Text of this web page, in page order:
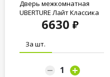
Дверь межкомнатная
UBERTURE Лайт Классика
ПДГ 11011...6630
За шт.